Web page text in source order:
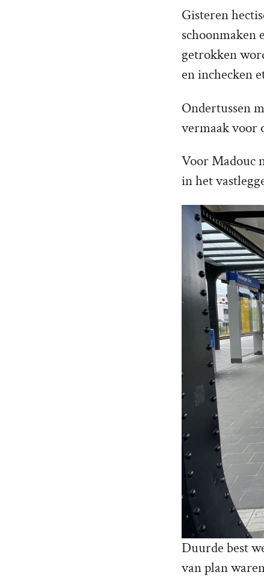
Gisteren
schoonmaken
getrokken
en inchecken
Ondertussen
vermaak voor
Voor Madouc
in het
Duurde best
van plan